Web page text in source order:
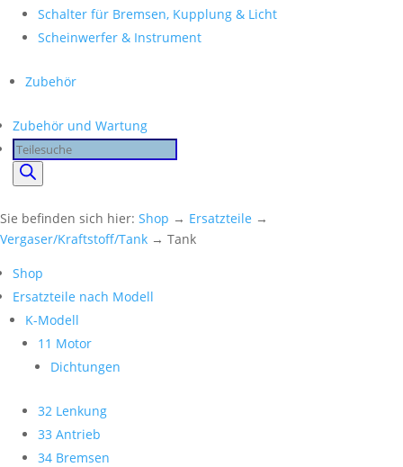
Schalter für Bremsen, Kupplung & Licht
Scheinwerfer & Instrument
Zubehör
Zubehör und Wartung
Products
search
Sie befinden sich hier: Shop → Ersatzteile →
Vergaser/Kraftstoff/Tank → Tank
Shop
Ersatzteile nach Modell
K-Modell
11 Motor
Dichtungen
32 Lenkung
33 Antrieb
34 Bremsen